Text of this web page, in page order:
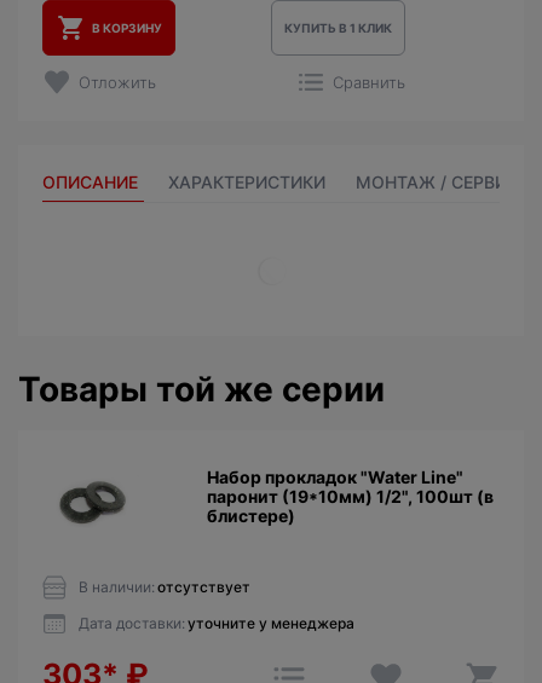
В КОРЗИНУ КУПИТЬ В 1 КЛИК
Отложить Сравнить
ОПИСАНИЕ ХАРАКТЕРИСТИКИ МОНТАЖ / СЕРВИС
Товары той же серии
Набор прокладок "Water Line"
паронит (19*10мм) 1/2", 100шт (в
блистере)
В наличии: отсутствует
Дата доставки: уточните у менеджера
303* ₽